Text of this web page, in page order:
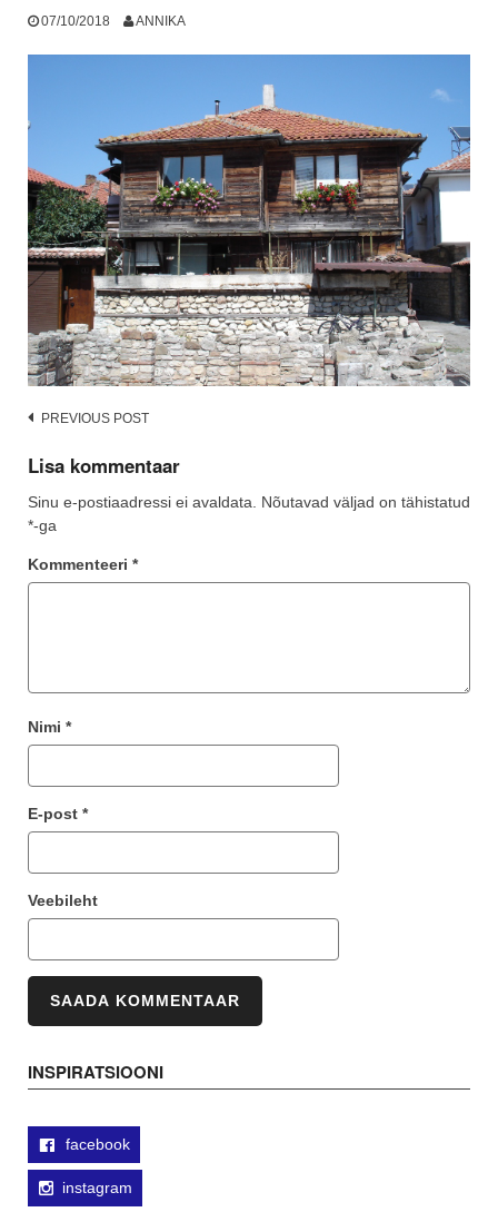
07/10/2018 ANNIKA
Post
navigation
PREVIOUS POST
Lisa kommentaar
Sinu e-postiaadressi ei avaldata. Nõutavad väljad on tähistatud
*-ga
Kommenteeri *
Nimi *
E-post *
Veebileht
INSPIRATSIOONI
facebook
instagram